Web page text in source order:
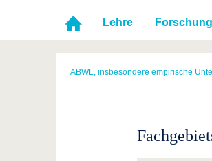
Partnerschaften &
Strukturwandel
Lehre Forschung
ABWL, insbesondere empirische